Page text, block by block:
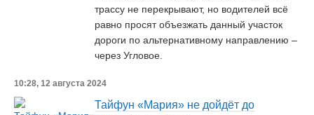
трассу не перекрывают, но водителей всё
равно просят объезжать данный участок
дороги по альтернативному направлению –
через Угловое.
10:28, 12 августа 2024
Тайфун «Мария» не дойдёт до